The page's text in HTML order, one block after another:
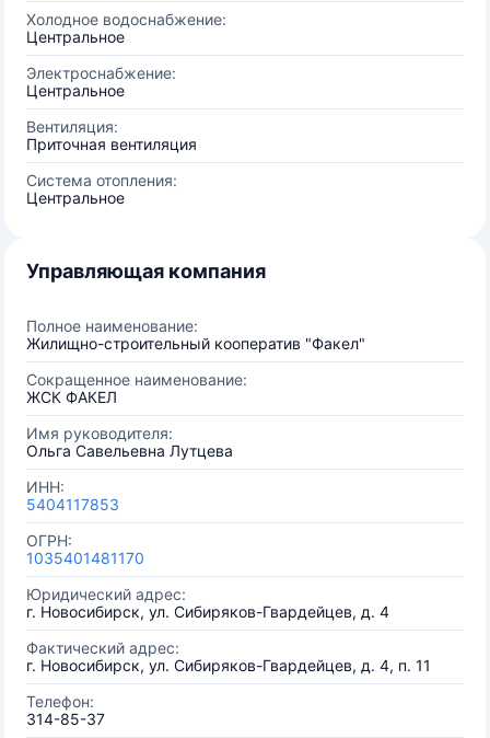
Холодное водоснабжение:
Центральное
Электроснабжение:
Центральное
Вентиляция:
Приточная вентиляция
Система отопления:
Центральное
Управляющая компания
Полное наименование:
Жилищно-строительный кооператив "Факел"
Сокращенное наименование:
ЖСК ФАКЕЛ
Имя руководителя:
Ольга Савельевна Лутцева
ИНН:
5404117853
ОГРН:
1035401481170
Юридический адрес:
г. Новосибирск, ул. Сибиряков-Гвардейцев, д. 4
Фактический адрес:
г. Новосибирск, ул. Сибиряков-Гвардейцев, д. 4, п. 11
Телефон:
314-85-37